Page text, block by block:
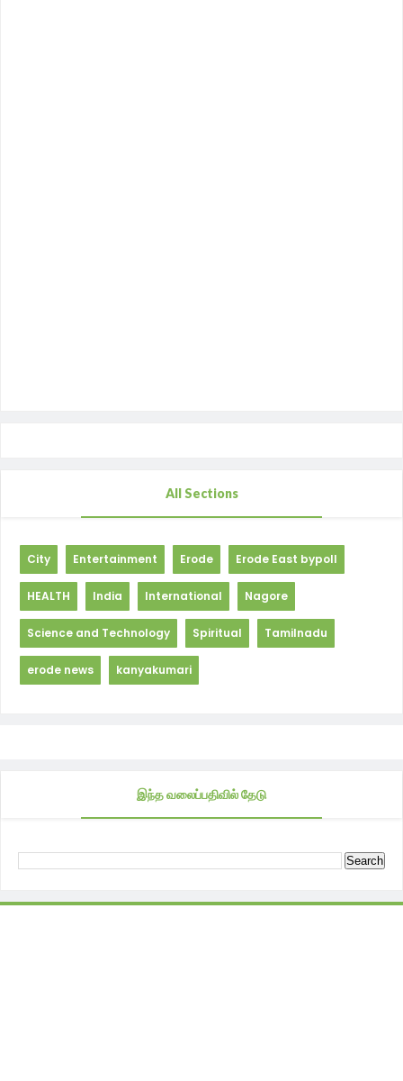
All Sections
City Entertainment Erode Erode East bypoll
HEALTH India International Nagore
Science and Technology Spiritual Tamilnadu
erode news kanyakumari
இந்த வலைப்பதிவில் தேடு